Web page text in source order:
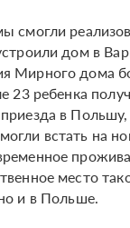
смогли
дом в
Мирного дома
23 ребенка
в
встать на
место
и в Польше.